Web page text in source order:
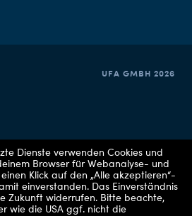
UFA GMBH 2026
Dienste verwenden Cookies und
Browser für Webanalyse- und
Klick auf den „Alle akzeptieren“-
einverstanden. Das Einverständnis
Zukunft widerrufen. Bitte beachte,
wie die USA ggf. nicht die